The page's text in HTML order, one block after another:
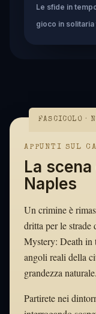
Le sfide in
gioco in
FASCICOLO ·
APPUNTI SUL
La
Naples
Un crimine è
dritta per le strade
Mystery: Death in
angoli reali della
grandezza naturale.
Partirete nei